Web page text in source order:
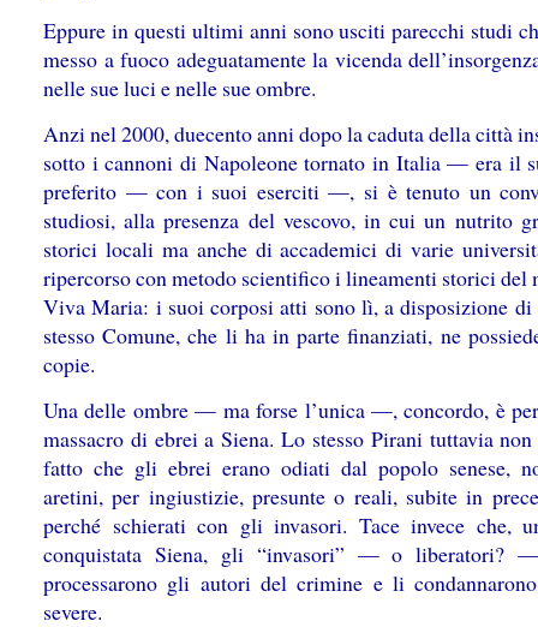
Eppure in questi ultimi anni sono usciti parecchi studi
messo a fuoco adeguatamente la vicenda
nelle sue luci e nelle sue ombre.
Anzi nel 2000, duecento anni dopo la caduta della città
sotto i cannoni di Napoleone tornato in Italia — era il
preferito — con i suoi eserciti —, si è tenuto un
studiosi, alla presenza del vescovo, in cui un nutrito
storici locali ma anche di accademici di varie
ripercorso con metodo scientifico i lineamenti storici del
Viva Maria: i suoi corposi atti sono lì, a disposizione
stesso Comune, che li ha in parte finanziati, ne
copie.
Una delle ombre — ma forse l’unica —, concordo, è
massacro di ebrei a Siena. Lo stesso Pirani tuttavia
fatto che gli ebrei erano odiati dal popolo senese,
aretini, per ingiustizie, presunte o reali, subite in
perché schierati con gli invasori. Tace invece che,
conquistata Siena, gli “invasori” — o liberatori?
processarono gli autori del crimine e li
severe.